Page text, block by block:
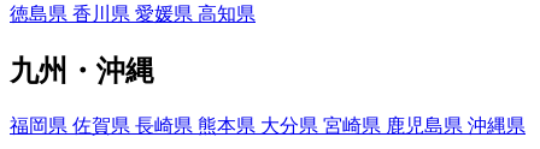
徳島県 香川県 愛媛県 高知県
九州・沖縄
福岡県 佐賀県 長崎県 熊本県 大分県 宮崎県 鹿児島県 沖縄県